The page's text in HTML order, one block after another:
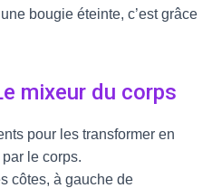
bougie éteinte, c’est grâce
mixeur du corps
pour les transformer en
le corps.
côtes, à gauche de